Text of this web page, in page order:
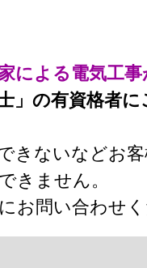
による電気工
」の有資格者
きないなどお
きません。
お問い合わせ